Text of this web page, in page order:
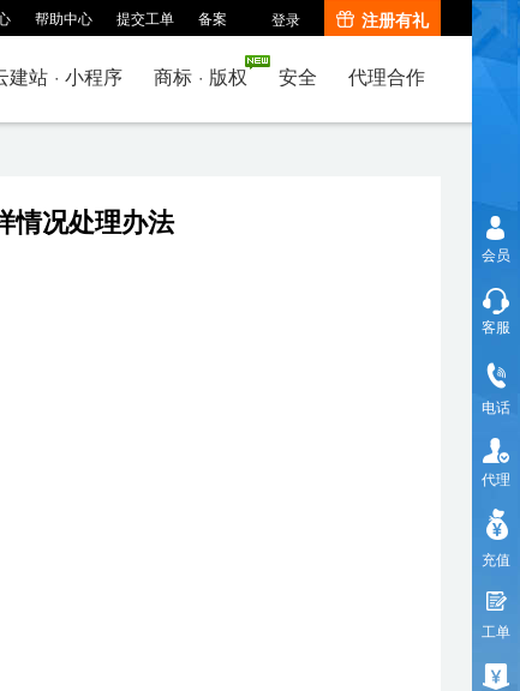
帮助中心 提交工单 备案 登录 注册有礼
建站 · 小程序 商标 · 版权 安全 代理合作
情况处理办法
会员
客服
电话
代理
充值
工单